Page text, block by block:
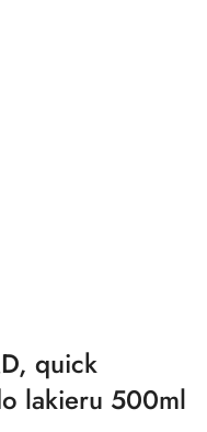
quick
lakieru 500ml